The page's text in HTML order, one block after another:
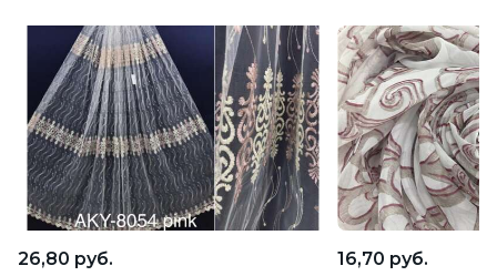
26,80 руб. 16,70 руб.